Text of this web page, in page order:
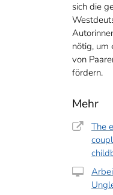
sich die
nötig, um
von
fördern.
Mehr
The